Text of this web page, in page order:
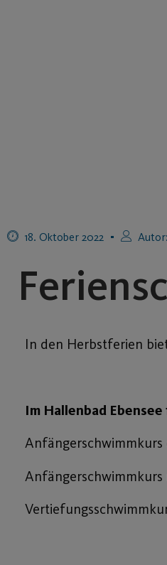
18. Oktober 2022 Autor:
In den Herbstferien
Im Hallenbad
Anfängerschwimmkurs
Anfängerschwimmkurs